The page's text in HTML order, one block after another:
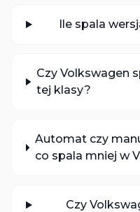
Ile spala
Czy Volkswagen
tej klasy?
Automat czy
co spala mniej w
Czy